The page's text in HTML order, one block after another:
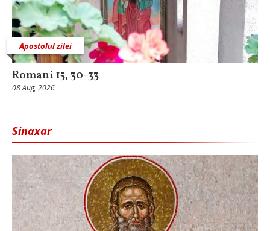
Apostolul zilei
Romani 15, 30-33
08 Aug, 2026
Sinaxar